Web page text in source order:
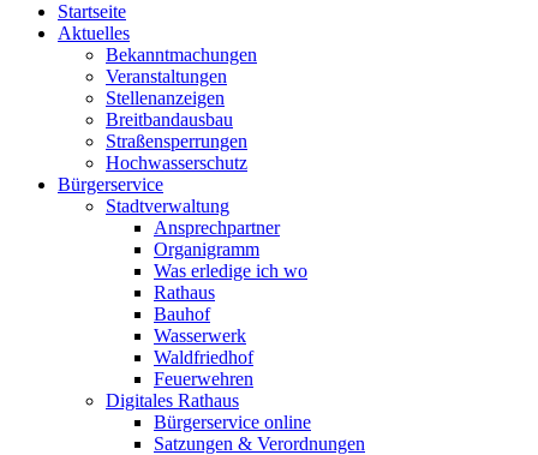
Startseite
Aktuelles
Bekanntmachungen
Veranstaltungen
Stellenanzeigen
Breitbandausbau
Straßensperrungen
Hochwasserschutz
Bürgerservice
Stadtverwaltung
Ansprechpartner
Organigramm
Was erledige ich wo
Rathaus
Bauhof
Wasserwerk
Waldfriedhof
Feuerwehren
Digitales Rathaus
Bürgerservice online
Satzungen & Verordnungen